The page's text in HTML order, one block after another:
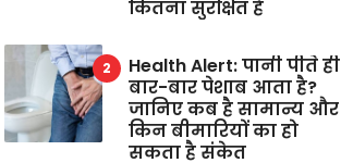
कितना सुरक्षित है
Health Alert: पानी पीते ही
बार-बार पेशाब आता है?
जानिए कब है सामान्य और
किन बीमारियों का हो
सकता है संकेत